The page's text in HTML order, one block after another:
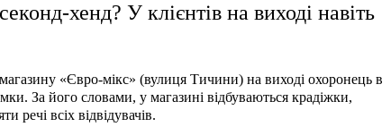
хенд? У клієнтів на виході навіть
«Євро-мікс» (вулиця Тичини) на виході охоронець в
За його словами, у магазині відбуваються крадіжки,
речі всіх відвідувачів.